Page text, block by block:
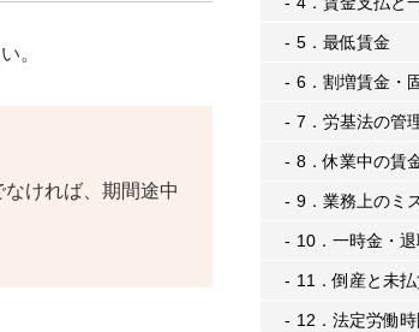
。
ければ、期間途中
5．最低賃金
6．割増賃金・
7．労基法の管
8．休業中の賃
9．業務上のミ
10．一時金・
11．倒産と未
12．法定労働時